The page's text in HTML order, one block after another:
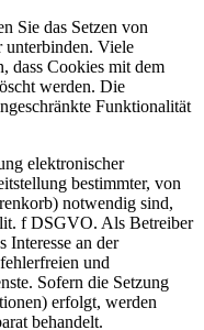
Sie das Setzen von
unterbinden. Viele
dass Cookies mit dem
werden. Die
Funktionalität
elektronischer
bestimmter, von
notwendig sind,
f DSGVO. Als Betreiber
Interesse an der
und
Sofern die Setzung
erfolgt, werden
behandelt.